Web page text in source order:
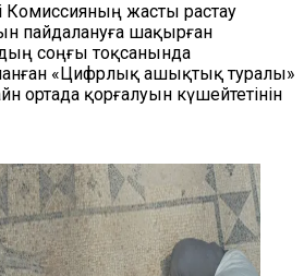
жасты растау
пайдалануға шақырған
соңғы тоқсанында
«Цифрлық ашықтық туралы»
ортада қорғалуын күшейтетінін